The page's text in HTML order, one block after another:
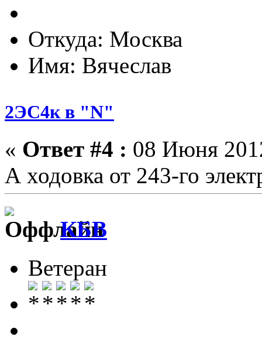
Откуда: Москва
Имя: Вячеслав
2ЭС4к в "N"
« Ответ #4 : 08 Июня
А ходовка от 243-го
КБВ
Ветеран